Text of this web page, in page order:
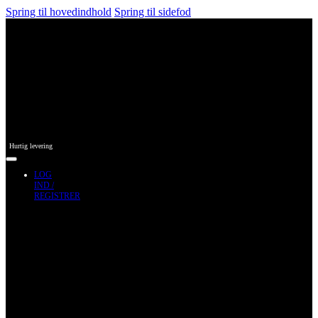
Spring til hovedindhold Spring til sidefod
Hurtig levering
LOG
IND /
REGISTRER